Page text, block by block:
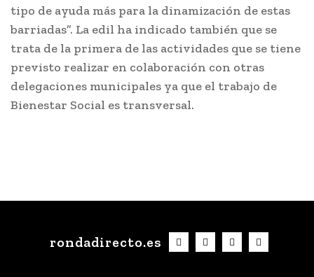
tipo de ayuda más para la dinamización de estas
barriadas”. La edil ha indicado también que se
trata de la primera de las actividades que se tiene
previsto realizar en colaboración con otras
delegaciones municipales ya que el trabajo de
Bienestar Social es transversal.
rondadirecto.es